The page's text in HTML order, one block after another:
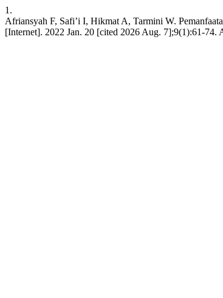
1.
Afriansyah F, Safi’i I, Hikmat A, Tarmini W.
[Internet]. 2022 Jan. 20 [cited 2026 Aug. 7];9(1):61-